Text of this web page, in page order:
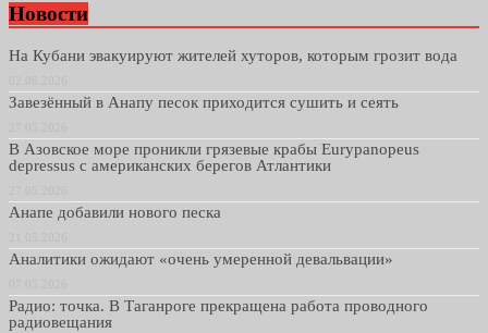
Новости
На Кубани эвакуируют жителей хуторов, которым грозит вода
Завезённый в Анапу песок приходится сушить и сеять
В Азовское море проникли грязевые крабы Eurypanopeus
depressus с американских берегов Атлантики
Анапе добавили нового песка
Аналитики ожидают «очень умеренной девальвации»
Радио: точка. В Таганроге прекращена работа проводного
радиовещания